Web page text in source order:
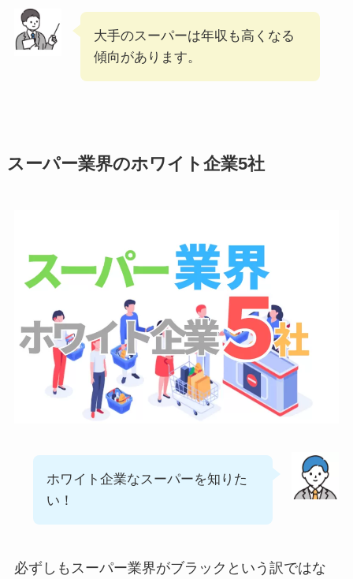
大手のスーパーは年収も高くなる
傾向があります。
スーパー業界のホワイト企業5社
ホワイト企業なスーパーを知りた
い！
必ずしもスーパー業界がブラックという訳ではな